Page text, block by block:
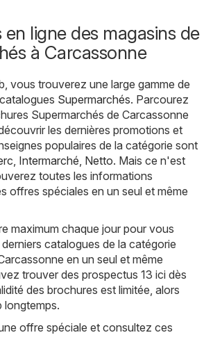
ligne des magasins de
à Carcassonne
vous trouverez une large gamme de
Supermarchés. Parcourez
Supermarchés de Carcassonne
les dernières promotions et
populaires de la catégorie sont
, Intermarché, Netto. Mais ce n'est
toutes les informations
offres spéciales en un seul et même
maximum chaque jour pour vous
catalogues de la catégorie
en un seul et même
trouver des prospectus 13 ici dès
des brochures est limitée, alors
longtemps.
offre spéciale et consultez ces